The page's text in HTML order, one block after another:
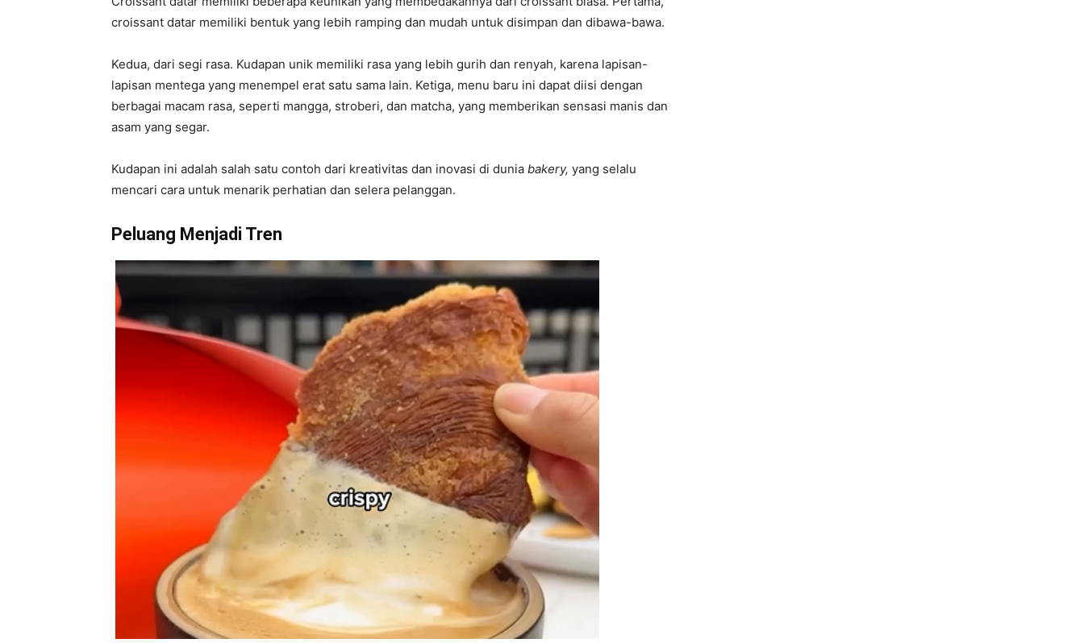
croissant datar memiliki bentuk yang lebih ramping dan mudah untuk disimpan dan dibawa-bawa.
Kedua, dari segi rasa. Kudapan unik memiliki rasa yang lebih gurih dan renyah, karena lapisan-
lapisan mentega yang menempel erat satu sama lain. Ketiga, menu baru ini dapat diisi dengan
berbagai macam rasa, seperti mangga, stroberi, dan matcha, yang memberikan sensasi manis dan
asam yang segar.
Kudapan ini adalah salah satu contoh dari kreativitas dan inovasi di dunia bakery, yang selalu
mencari cara untuk menarik perhatian dan selera pelanggan.
Peluang Menjadi Tren